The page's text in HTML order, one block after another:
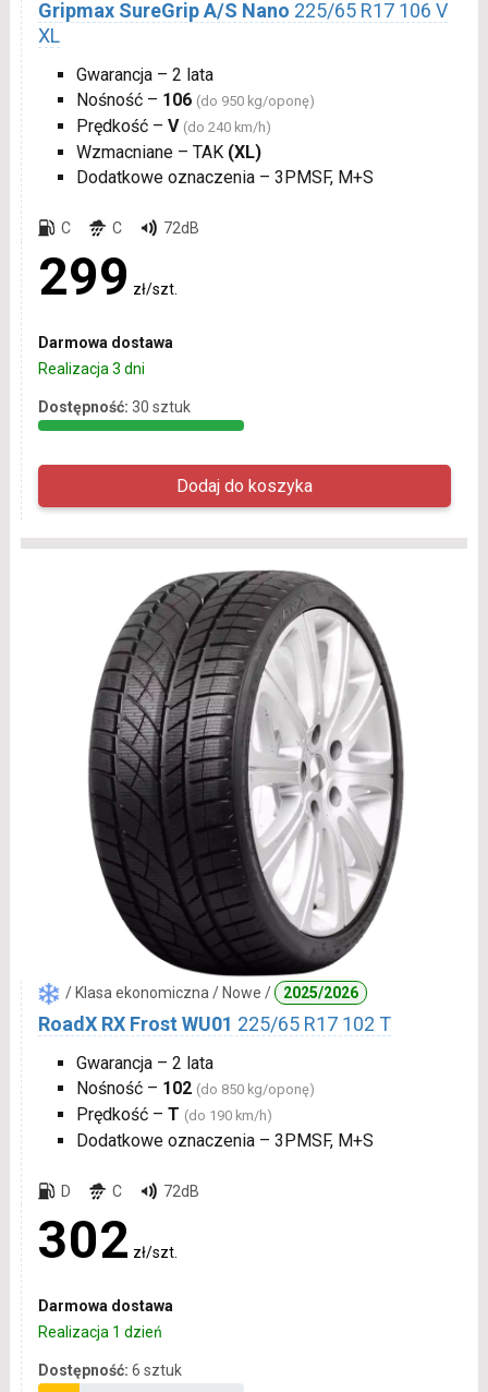
Gripmax SureGrip A/S Nano 225/65 R17 106 V
XL
Gwarancja – 2 lata
Nośność – 106 (do 950 kg/oponę)
Prędkość – V (do 240 km/h)
Wzmacniane – TAK (XL)
Dodatkowe oznaczenia – 3PMSF, M+S
C C 72dB
299 zł/szt.
Darmowa dostawa
Realizacja 3 dni
Dostępność: 30 sztuk
/ Klasa ekonomiczna / Nowe / 2025/2026
RoadX RX Frost WU01 225/65 R17 102 T
Gwarancja – 2 lata
Nośność – 102 (do 850 kg/oponę)
Prędkość – T (do 190 km/h)
Dodatkowe oznaczenia – 3PMSF, M+S
D C 72dB
302 zł/szt.
Darmowa dostawa
Realizacja 1 dzień
Dostępność: 6 sztuk